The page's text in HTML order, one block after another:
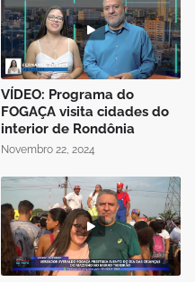
VÍDEO: Programa do
FOGAÇA visita cidades do
interior de Rondônia
Novembro 22, 2024